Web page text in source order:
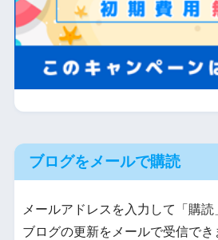
ブログをメールで購読
メールアドレスを入力して「購読
ブログの更新をメールで受信でき